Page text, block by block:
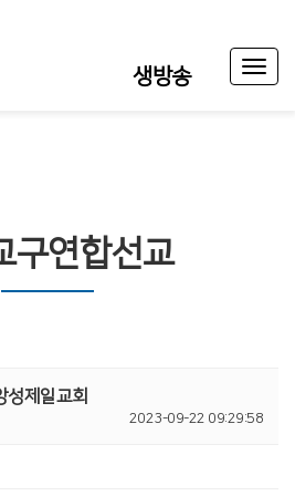
생방송
Toggle
구연합선교
성제일교회
2023-09-22 09:29:58